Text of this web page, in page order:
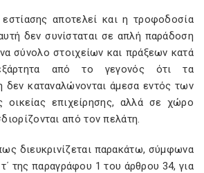
αποτελεί και η τροφοδοσία
δεν συνίσταται σε απλή παράδοση
σύνολο στοιχείων και πράξεων κατά
από το γεγονός ότι τα
δεν καταναλώνονται άμεσα εντός των
οικείας επιχείρησης, αλλά σε χώρο
από τον πελάτη.
διευκρινίζεται παρακάτω, σύμφωνα
της παραγράφου 1 του άρθρου 34, για